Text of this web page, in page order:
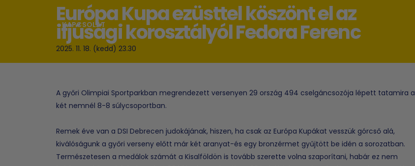
KAPCSOLAT
Európa Kupa ezüsttel köszönt el az
ifjúsági korosztályól Fedora Ferenc
2025. 11. 18. (kedd) 23.30
A győri Olimpiai Sportparkban megrendezett versenyen 29 ország 494 cselgáncsozója lépett tatamira a
két nemnél 8-8 súlycsoportban.
Remek éve van a DSI Debrecen judokájának, hiszen, ha csak az Európa Kupákat vesszük górcső alá,
kiválóságunk a győri verseny előtt már két aranyat-és egy bronzérmet gyűjtött be idén a sorozatban.
Természetesen a medálok számát a Kisalföldön is tovább szerette volna szaporítani, habár ez nem